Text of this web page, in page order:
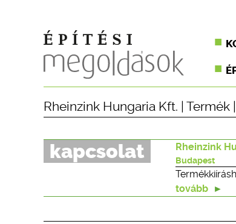
Rheinzink Hungaria Kft. Termék
kapcsolat Rheinzink
Budapest
tovább